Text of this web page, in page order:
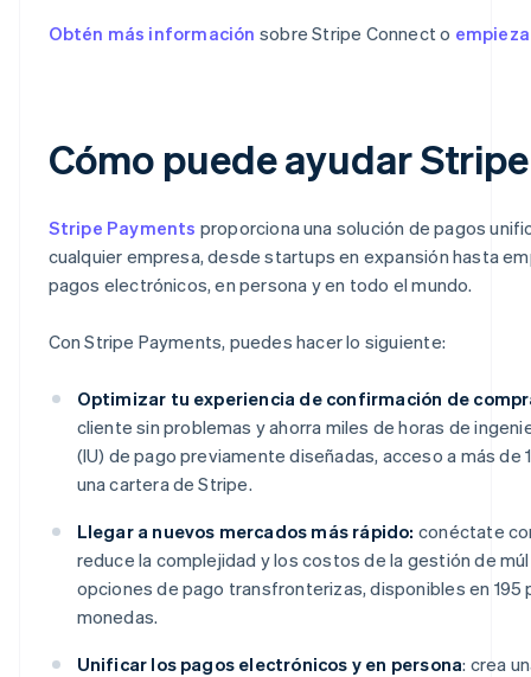
Obtén más información sobre Stripe Connect o empieza
Cómo puede ayudar
Stripe Payments proporciona una solución de pagos
cualquier empresa, desde startups en expansión hasta
pagos electrónicos, en persona y en todo el mundo.
Con Stripe Payments, puedes hacer lo siguiente:
Optimizar tu experiencia de confirmación de
cliente sin problemas y ahorra miles de horas de
(IU) de pago previamente diseñadas, acceso a más de
una cartera de Stripe.
Llegar a nuevos mercados más rápido: conéctate
reduce la complejidad y los costos de la gestión de
opciones de pago transfronterizas, disponibles en 195
monedas.
Unificar los pagos electrónicos y en persona: crea